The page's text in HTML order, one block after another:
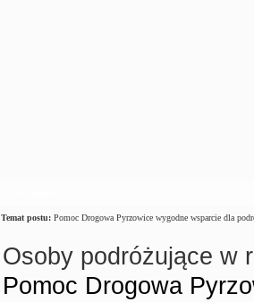
Temat postu: Pomoc Drogowa Pyrzowice wygodne wsparcie dla
Osoby podróżujące w
Pomoc Drogowa